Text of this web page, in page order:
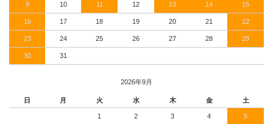
9 10 11 12 13 14 15
16 17 18 19 20 21 22
23 24 25 26 27 28 29
30 31
2026年9月
日 月 火 水 木 金 土
1 2 3 4 5